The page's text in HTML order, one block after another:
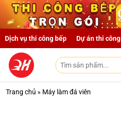
Skip to main content
Dịch vụ thi công bếp Dự án thi công
Trang chủ » Máy làm đá viên